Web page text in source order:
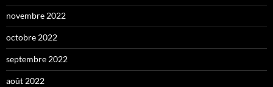
novembre 2022
octobre 2022
septembre 2022
août 2022